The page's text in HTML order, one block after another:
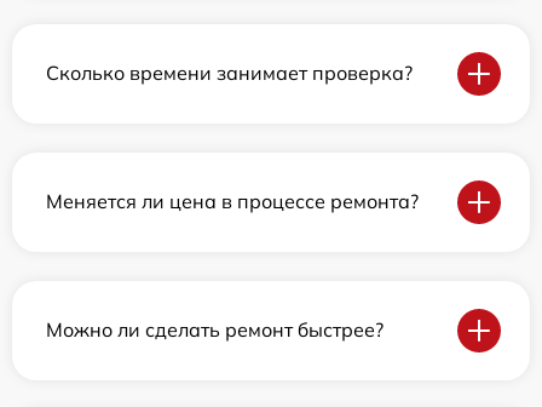
Сколько времени занимает проверка?
Меняется ли цена в процессе ремонта?
Можно ли сделать ремонт быстрее?